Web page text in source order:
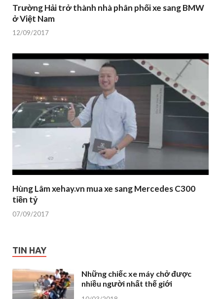
Trường Hải trở thành nhà phân phối xe sang BMW
ở Việt Nam
12/09/2017
Hùng Lâm xehay.vn mua xe sang Mercedes C300
tiền tỷ
07/09/2017
TIN HAY
Những chiếc xe máy chở được
nhiều người nhất thế giới